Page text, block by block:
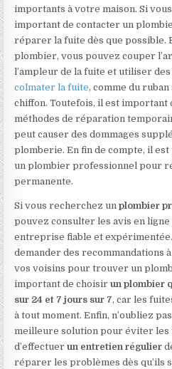
importants à votre maison. Si
important de contacter un
réparer la fuite dès que possible.
plombier, vous pouvez couper
l’ampleur de la fuite et utiliser
colmater la fuite, comme du
chiffon. Toutefois, il est important
méthodes de réparation
peut causer des dommages
plomberie. En fin de compte, il
un plombier professionnel pour
permanente.
Si vous recherchez unplombier
pouvez consulter les avis en
entreprise fiable et
demander des recommandations
vos voisins pour trouver un
important de choisirun plombier
sur 24 et 7 jours sur 7, car les
à tout moment. Enfin, n’oubliez
meilleure solution pour éviter les
d’effectuerun entretien régulier
réparer les problèmes dès qu’ils